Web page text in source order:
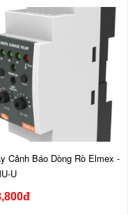
Cảnh Báo Dòng Rò Elmex -
U